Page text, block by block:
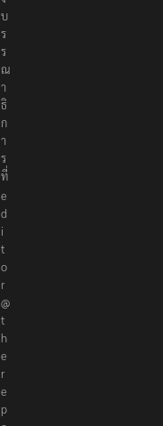
บ
ร
ร
ณ
า
ธิ
ก
า
ร
ที่
e
d
i
t
o
r
@
t
h
e
r
e
p